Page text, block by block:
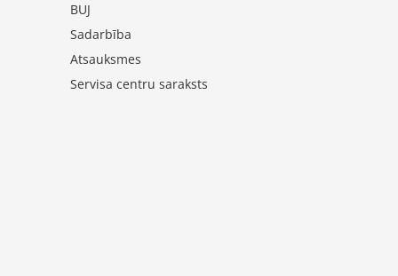
BUJ
Sadarbība
Atsauksmes
Servisa centru saraksts